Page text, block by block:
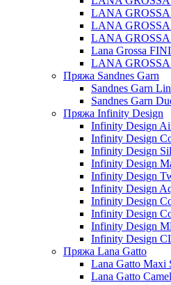
LANA
LANA
LANA
Lana Grossa
LANA
Пряжа Sandnes Garn
Sandnes Garn
Sandnes Garn
Пряжа Infinity Design
Infinity Design
Infinity Design
Infinity Design
Infinity Design
Infinity Design
Infinity Design
Infinity Design
Infinity Design
Infinity Design
Infinity Design
Пряжа Lana Gatto
Lana Gatto Maxi
Lana Gatto